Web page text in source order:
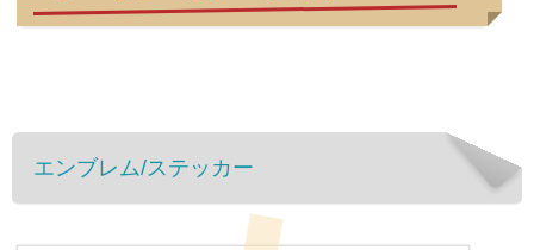
エンブレム/ステッカー